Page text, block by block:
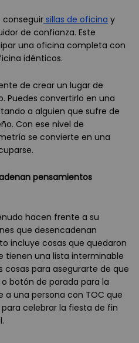
conseguir sillas de oficina y
de confianza. Este
una oficina completa con
idénticos.
de crear un lugar de
Puedes convertirlo en una
a alguien que sufre de
Con ese nivel de
se convierte en una
pensamientos
hacen frente a su
que desencadenan
incluye cosas que quedaron
tienen una lista interminable
cosas para asegurarte de que
botón de parada para la
a una persona con TOC que
celebrar la fiesta de fin